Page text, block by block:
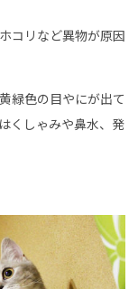
コリなど異物が原因
緑色の目やにが出て
くしゃみや鼻水、発